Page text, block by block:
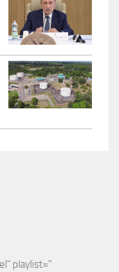
playlist="